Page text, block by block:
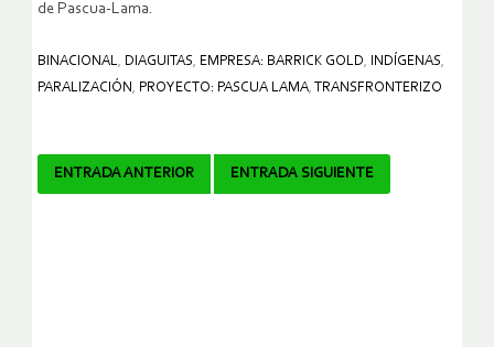
de Pascua-Lama.
BINACIONAL, DIAGUITAS, EMPRESA: BARRICK GOLD, INDÍGENAS,
PARALIZACIÓN , PROYECTO: PASCUA LAMA, TRANSFRONTERIZO
Navegador
ENTRADA ANTERIOR ENTRADA SIGUIENTE